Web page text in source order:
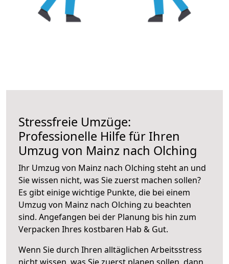
Stressfreie Umzüge:
Professionelle Hilfe für Ihren
Umzug von Mainz nach Olching
Ihr Umzug von Mainz nach Olching steht an und
Sie wissen nicht, was Sie zuerst machen sollen?
Es gibt einige wichtige Punkte, die bei einem
Umzug von Mainz nach Olching zu beachten
sind. Angefangen bei der Planung bis hin zum
Verpacken Ihres kostbaren Hab & Gut.
Wenn Sie durch Ihren alltäglichen Arbeitsstress